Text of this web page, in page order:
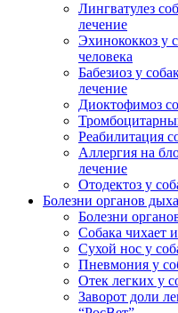
Лингватулез
лечение
Эхинококкоз у
человека
Бабезиоз у
лечение
Диоктофимоз
Реабилитация
Аллергия на
лечение
Отодектоз у
Болезни органов
Болезни
Собака чихает
Сухой нос у
Пневмония у
Отек легких у
Заворот доли